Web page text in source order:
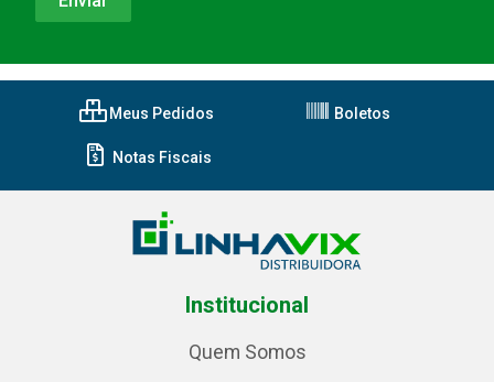
Meus Pedidos Boletos
Notas Fiscais
Institucional
Quem Somos